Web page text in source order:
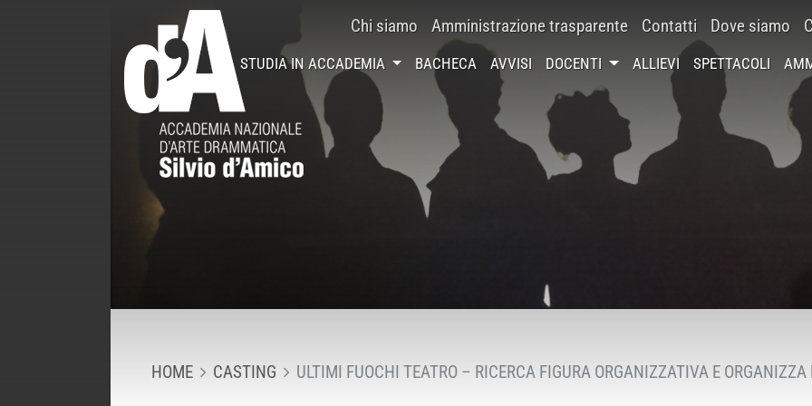
Chi siamo Amministrazione trasparente Contatti Dove siamo
STUDIA IN ACCADEMIA BACHECA AVVISI DOCENTI ALLIEVI SPETTACOLI
HOME CASTING ULTIMI FUOCHI TEATRO – RICERCA FIGURA ORGANIZZATIVA E